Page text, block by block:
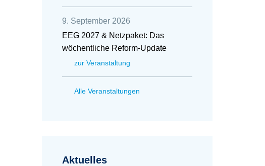
9. September 2026
EEG 2027 & Netzpaket: Das
wöchentliche Reform-Update
zur Veranstaltung
Alle Veranstaltungen
Aktuelles